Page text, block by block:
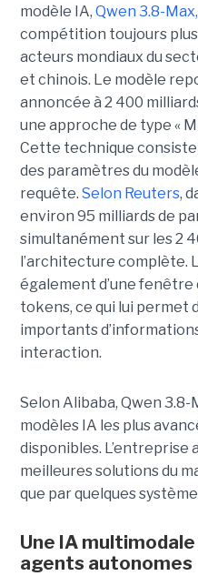
modèle IA, Qwen 3.8-Max,
compétition toujours
acteurs mondiaux du
et chinois. Le modèle
annoncée à 2 400
une approche de type «
Cette technique consiste
des paramètres du
requête. Selon Reuters,
environ 95 milliards de
simultanément sur les 2
l’architecture complète.
également d’une fenêtre
tokens, ce qui lui permet
importants
interaction.
Selon Alibaba, Qwen
modèles IA les plus
disponibles. L’entreprise
meilleures solutions du
que par quelques
Une IA
agents autonomes